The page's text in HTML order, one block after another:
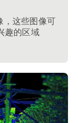
，这些图像可
趣的区域